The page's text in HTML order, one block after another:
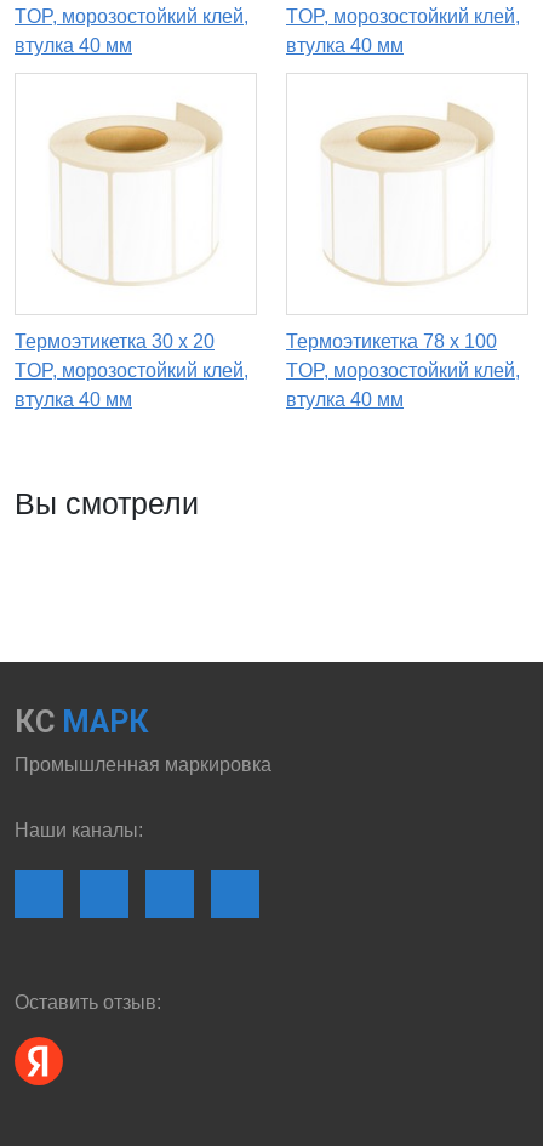
TOP, морозостойкий клей,
втулка 40 мм
TOP, морозостойкий клей,
втулка 40 мм
Термоэтикетка 30 х 20
TOP, морозостойкий клей,
втулка 40 мм
Термоэтикетка 78 х 100
TOP, морозостойкий клей,
втулка 40 мм
Вы смотрели
КС МАРК
Промышленная маркировка
Наши каналы:
Оставить отзыв: